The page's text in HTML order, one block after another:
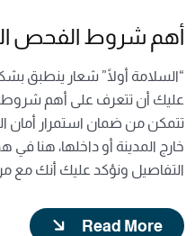
أهم شروط الفحص
“السلامة أولًا” شعار ينطبق
عليك أن تتعرف على أهم شروط
تتمكن من ضمان استمرار أمان
خارج المدينة أو داخلها، هنا
التفاصيل ونؤكد عليك أنك مع
Read More